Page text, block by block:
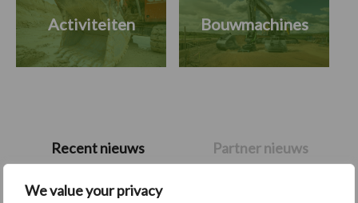
We value your privacy
Primaire
Sidebar
Recent nieuws Partner nieuws
11 feb
Terra-nieuws vanaf nu op
Activiteiten Bouwmachines